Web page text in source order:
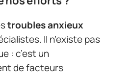
troubles anxieux
Il n’existe pas
: c’est un
de facteurs